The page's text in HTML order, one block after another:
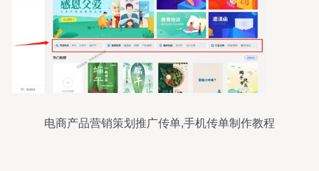
电商产品营销策划推广传单,手机传单制作教程